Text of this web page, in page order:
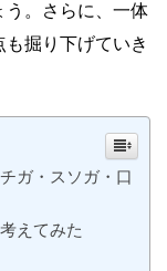
う。さらに、一体
掘り下げていき
ガ・スソガ・口
えてみた